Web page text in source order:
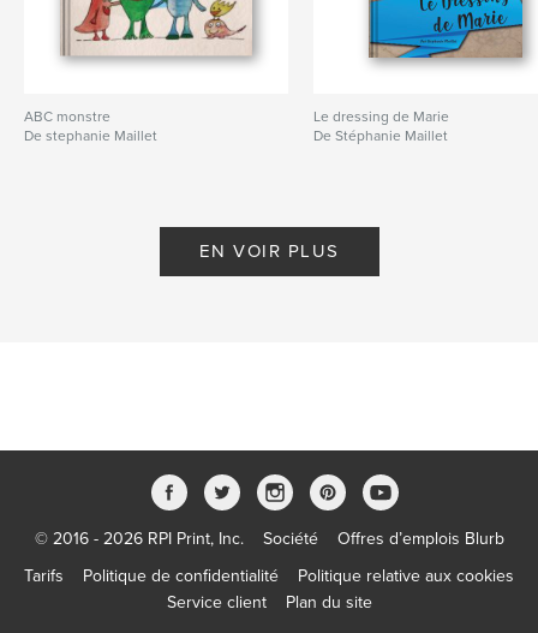
ABC monstre
De stephanie Maillet
Le dressing de Marie
De Stéphanie Maillet
EN VOIR PLUS
© 2016 - 2026 RPI Print, Inc. Société
Offres d’emplois Blurb
Tarifs
Politique de confidentialité
Politique relative aux cookies
Service client
Plan du site